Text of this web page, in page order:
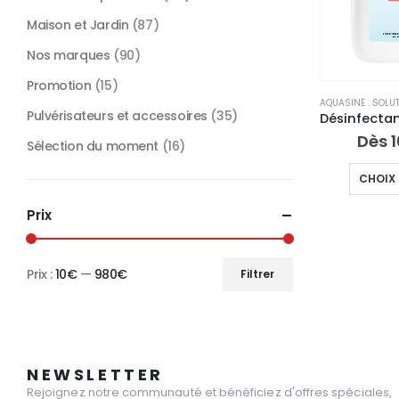
AQUASINE :
Dès
CHOIX
Maison et Jardin (87)
Nos marques (90)
Promotion (15)
Pulvérisateurs et accessoires (35)
Sélection du moment (16)
Prix
Filtrer
Prix :10€— 980€
NEWSLETTER
Rejoignez notre communauté et bénéficiez d'offres spéciales,